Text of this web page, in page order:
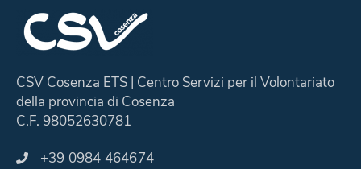
CSV Cosenza ETS | Centro Servizi per il Volontariato
della provincia di Cosenza
C.F. 98052630781
+39 0984 464674